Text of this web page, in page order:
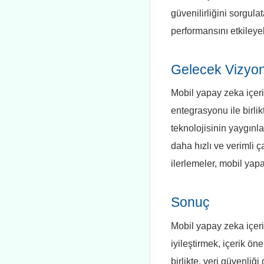
güvenilirliğini
performansını
Gelecek
Mobil yapay zeka
entegrasyonu ile
teknolojisinin
daha hızlı ve verimli
ilerlemeler, mobil
Sonuç
Mobil yapay zeka
iyileştirmek, içerik
birlikte, veri güvenliği